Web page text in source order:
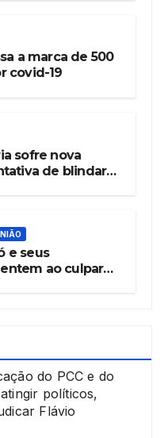
a marca de 500
covid-19
sofre nova
de blindar
e seus
ao culpar
do PCC e do
políticos,
Flávio